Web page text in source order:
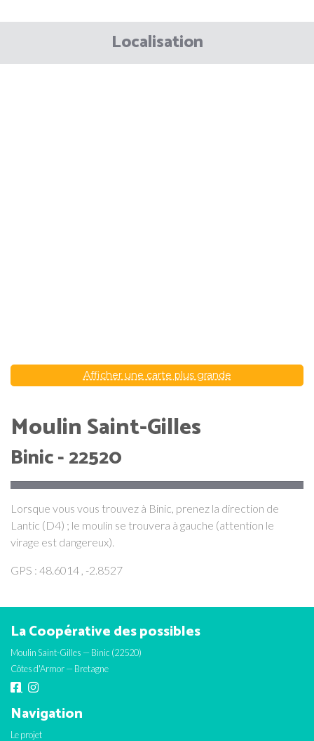
Localisation
Afficher une carte plus grande
Moulin Saint-Gilles
Binic - 22520
Lorsque vous vous trouvez à Binic, prenez la direction de
Lantic (D4) ; le moulin se trouvera à gauche (attention le
virage est dangereux).
GPS : 48.6014 , -2.8527
La Coopérative des possibles
Moulin Saint-Gilles — Binic (22520)
Côtes d'Armor — Bretagne
Navigation
Le projet